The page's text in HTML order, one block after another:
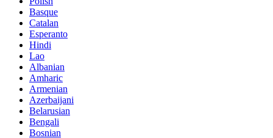
Basque
Catalan
Esperanto
Hindi
Lao
Albanian
Amharic
Armenian
Azerbaijani
Belarusian
Bengali
Bosnian